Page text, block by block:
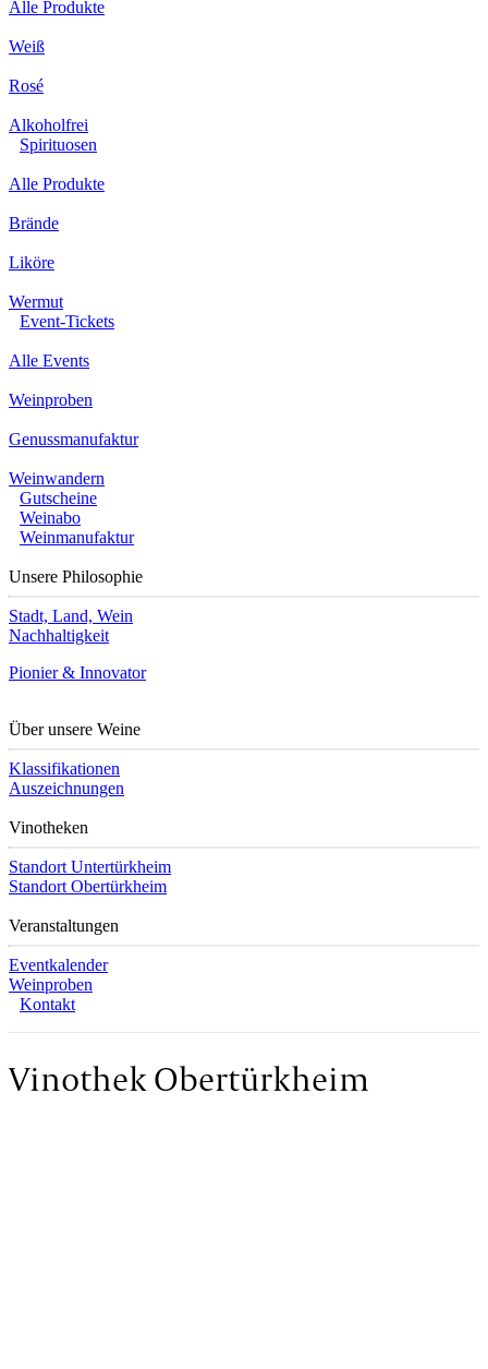
Alle Produkte
Weiß
Rosé
Alkoholfrei
Spirituosen
Alle Produkte
Brände
Liköre
Wermut
Event-Tickets
Alle Events
Weinproben
Genussmanufaktur
Weinwandern
Gutscheine
Weinabo
Weinmanufaktur
Unsere Philosophie
Stadt, Land, Wein
Nachhaltigkeit
Pionier & Innovator
Über unsere Weine
Klassifikationen
Auszeichnungen
Vinotheken
Standort Untertürkheim
Standort Obertürkheim
Veranstaltungen
Eventkalender
Weinproben
Kontakt
Vinothek Obertürkheim